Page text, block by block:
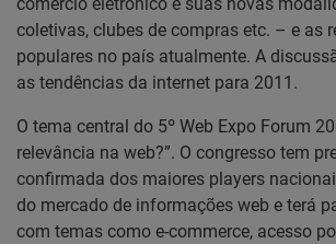
coletivas, clubes de compras etc. – e as
populares no país atualmente. A
as tendências da internet para 2011.
O tema central do 5º Web Expo Forum
relevância na web?”. O congresso tem
confirmada dos maiores players
do mercado de informações web e terá
com temas como e-commerce, acesso